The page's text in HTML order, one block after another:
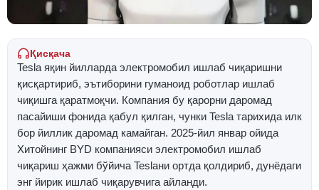
Қисқача
Tesla яқин йилларда электромобил ишлаб чиқаришни
қисқартириб, эътиборини гуманоид роботлар ишлаб
чиқишга қаратмоқчи. Компания бу қарорни даромад
пасайиши фонида қабул қилган, чунки Tesla тарихида илк
бор йиллик даромад камайган. 2025-йил январ ойида
Хитойнинг BYD компанияси электромобил ишлаб
чиқариш ҳажми бўйича Teslaни ортда қолдириб, дунёдаги
энг йирик ишлаб чиқарувчига айланди.